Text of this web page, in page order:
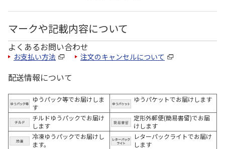
マークや記載内容について
よくあるお問い合わせ
お支払い方法 注文のキャンセルについて
配送情報について
ゆうパック等でお届けしま
す
ゆうパケットでお届けします
チルドゆうパックでお届け
します
定形外郵便(簡易書留)でお届
けします
冷凍ゆうパックでお届けし
ます。
レターパックライトでお届け
します